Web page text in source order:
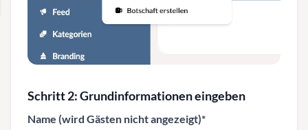
Schritt 2: Grundinformationen eingeben
Name (wird Gästen nicht angezeigt)*